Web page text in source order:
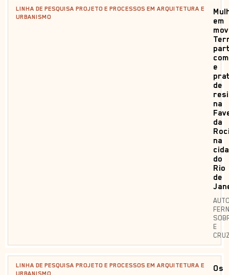
LINHA DE PESQUISA PROJETO E PROCESSOS EM ARQUITETURA E
URBANISMO
em
e
de
na
da
na
do
Rio
de
E
LINHA DE PESQUISA PROJETO E PROCESSOS EM ARQUITETURA E
URBANISMO
Os